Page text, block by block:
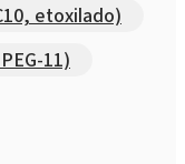
etoxilado)
11)